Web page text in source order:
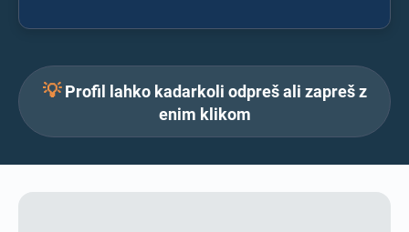
💡 Profil lahko kadarkoli odpreš ali zapreš z
enim klikom